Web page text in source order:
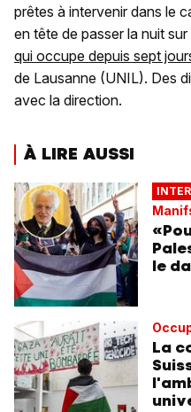
prêtes à intervenir dans le
en tête de passer la nuit
qui occupe depuis sept
de Lausanne (UNIL). Des
avec la direction.
À LIRE AUSSI
le
La